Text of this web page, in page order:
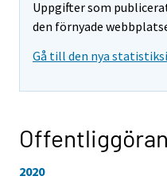
Uppgifter som
den förnyade
Gå till den nya
2020